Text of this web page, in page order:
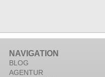
NAVIGATION
BLOG
AGENTUR